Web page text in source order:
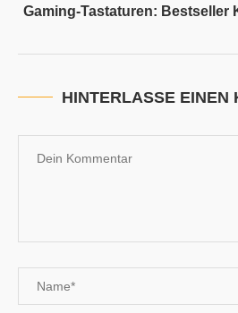
Gaming-Tastaturen: Bestseller
HINTERLASSE EINEN